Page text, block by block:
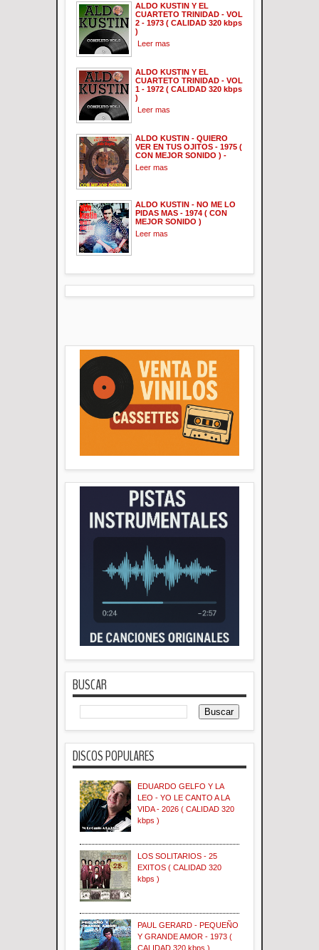
ALDO KUSTIN Y EL
CUARTETO TRINIDAD - VOL
2 - 1973 ( CALIDAD 320 kbps
)
Leer mas
ALDO KUSTIN Y EL
CUARTETO TRINIDAD - VOL
1 - 1972 ( CALIDAD 320 kbps
)
Leer mas
ALDO KUSTIN - QUIERO
VER EN TUS OJITOS - 1975 (
CON MEJOR SONIDO ) -
Leer mas
ALDO KUSTIN - NO ME LO
PIDAS MAS - 1974 ( CON
MEJOR SONIDO )
Leer mas
BUSCAR
DISCOS POPULARES
EDUARDO GELFO Y LA
LEO - YO LE CANTO A LA
VIDA - 2026 ( CALIDAD 320
kbps )
LOS SOLITARIOS - 25
EXITOS ( CALIDAD 320
kbps )
PAUL GERARD - PEQUEÑO
Y GRANDE AMOR - 1973 (
CALIDAD 320 kbps )